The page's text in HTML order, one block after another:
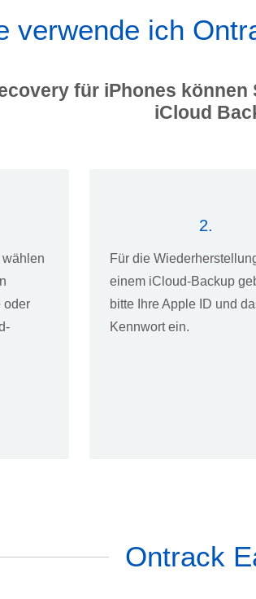
verwende ich
für iPhones
iCloud
wählen
oder
2.
Für die
einem iCloud-Backup
bitte Ihre Apple ID und
Kennwort ein.
Ontrack